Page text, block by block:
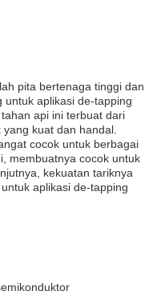
pita bertenaga tinggi dan
untuk aplikasi de-tapping
api ini terbuat dari
kuat dan handal.
cocok untuk berbagai
membuatnya cocok untuk
kekuatan tariknya
aplikasi de-tapping